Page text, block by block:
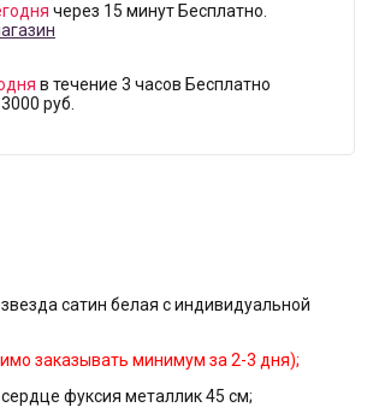
через 15 минут Бесплатно.
в течение 3 часов Бесплатно
руб.
сатин белая с индивидуальной
заказывать минимум за 2-3 дня);
фуксия металлик 45 см;